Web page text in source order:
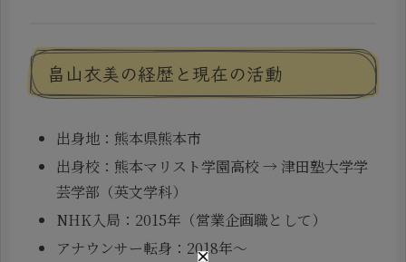
畠山衣美の経歴と現在の活動
出身地：熊本県熊本市
出身校：熊本マリスト学園高校 → 津田塾大学学
芸学部（英文学科）
NHK入局：2015年（営業企画職として）
アナウンサー転身：2018年～